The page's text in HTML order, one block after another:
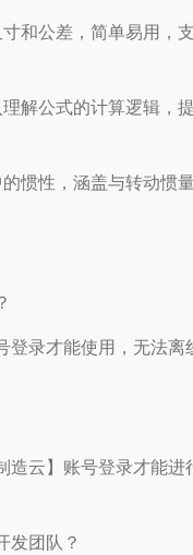
和公差，简单易用，
解公式的计算逻辑，
惯性，涵盖与转动惯
登录才能使用，无法离
造云】账号登录才能进
发团队？